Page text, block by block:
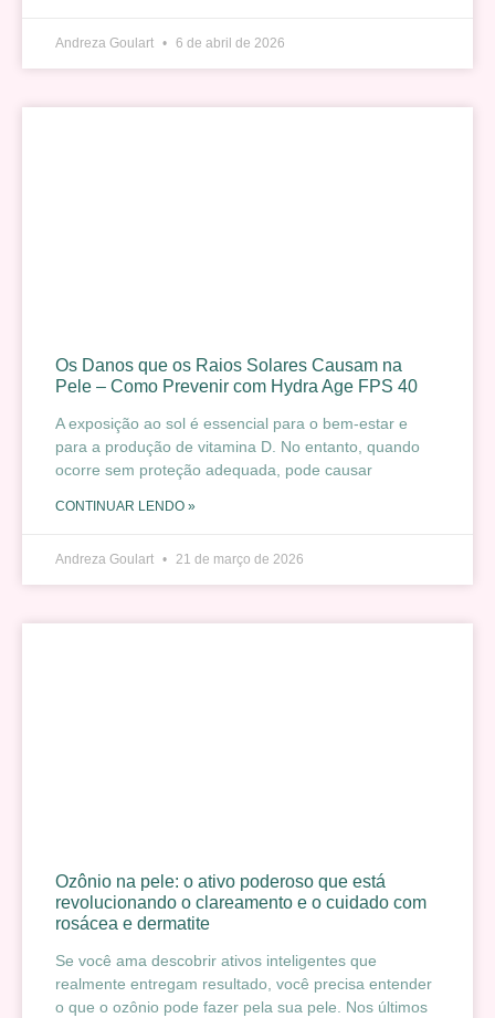
Andreza Goulart 6 de abril de 2026
Os Danos que os Raios Solares Causam na
Pele – Como Prevenir com Hydra Age FPS 40
A exposição ao sol é essencial para o bem-estar e
para a produção de vitamina D. No entanto, quando
ocorre sem proteção adequada, pode causar
CONTINUAR LENDO »
Andreza Goulart 21 de março de 2026
Ozônio na pele: o ativo poderoso que está
revolucionando o clareamento e o cuidado com
rosácea e dermatite
Se você ama descobrir ativos inteligentes que
realmente entregam resultado, você precisa entender
o que o ozônio pode fazer pela sua pele. Nos últimos